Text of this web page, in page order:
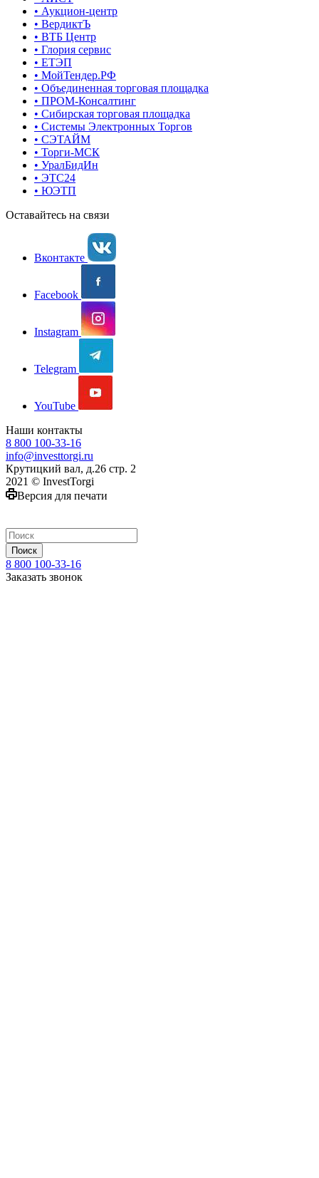
• Аукцион-центр
• ВердиктЪ
• ВТБ Центр
• Глория сервис
• ЕТЭП
• МойТендер.РФ
• Объединенная торговая площадка
• ПРОМ-Консалтинг
• Сибирская торговая площадка
• Системы Электронных Торгов
• СЭТАЙМ
• Торги-МСК
• УралБидИн
• ЭТС24
• ЮЭТП
Оставайтесь на связи
Вконтакте
Facebook
Instagram
Telegram
YouTube
Наши контакты
8 800 100-33-16
info@investtorgi.ru
Крутицкий вал, д.26 стр. 2
2021 © InvestTorgi
Версия для печати
Поиск
8 800 100-33-16
Заказать звонок